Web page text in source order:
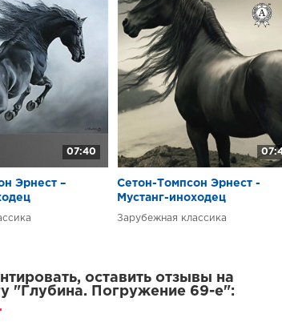
07:40
Эрнест –
Сетон-Томпсон Эрнест -
Мустанг-иноходец
Зарубежная классика
оставить отзывы на
"Глубина. Погружение 69-е":